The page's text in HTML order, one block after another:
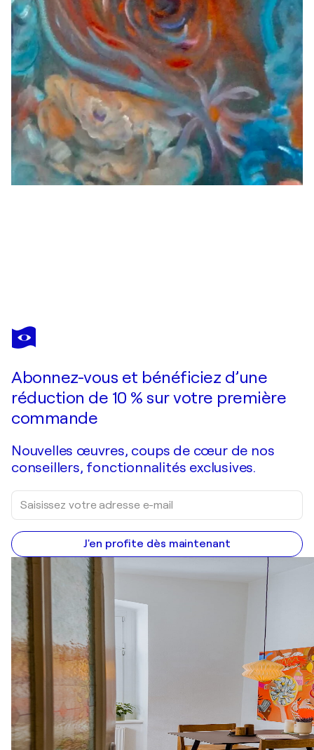
JENNY LEE
Stairway to Garden of Serenity
Abonnez-vous et bénéficiez d’une
réduction de 10 % sur votre première
commande
Nouvelles œuvres, coups de cœur de nos
conseillers, fonctionnalités exclusives.
J'en profite dès maintenant